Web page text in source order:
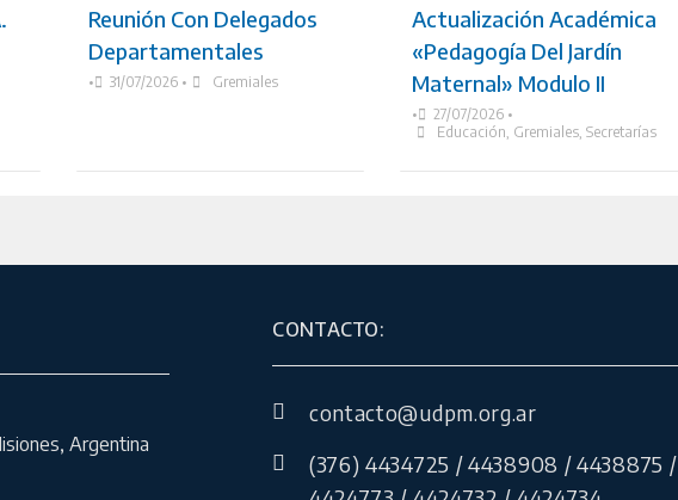
Reunión Con Delegados
Departamentales
• 31/07/2026 • Gremiales
Actualización Académica
«Pedagogía Del Jardín
Maternal» Modulo II
• 27/07/2026 •
Educación, Gremiales, Secretarías
Argentina
CONTACTO:
contacto@udpm.org.ar
(376) 4434725 / 4438908 / 4438875 /